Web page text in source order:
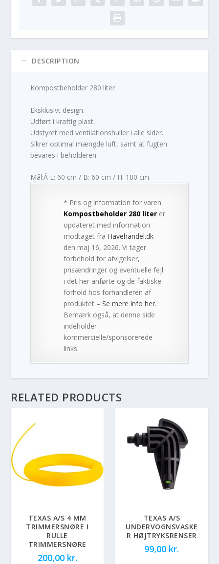
DESCRIPTION
Kompostbeholder 280 liter
Eksklusivt design.
Udført i kraftig plast.
Udstyret med ventilationshuller i alle sider.
Sikrer optimal mængde luft, samt at fugten
bevares i beholderen.
Mål:Â L: 60 cm / B: 60 cm / H: 100 cm.
* Pris og information for varen
Kompostbeholder 280 liter er
opdateret med information
modtaget fra Havehandel.dk
den maj 16, 2026. Vi tager
forbehold for afvigelser,
prisændringer og eventuelle fejl
i det her anførte og de faktiske
forhold hos forhandleren af
produktet –Se mere info her.
Bemærk også, at denne side
indeholder
kommercielle/sponsorerede
links.
RELATED PRODUCTS
TEXAS A/S 4 MM
TRIMMERSNØRE I
RULLE
TRIMMERSNØRE
200,00 kr.
TEXAS A/S
UNDERVOGNSVASKE
R HØJTRYKSRENSER
99,00 kr.